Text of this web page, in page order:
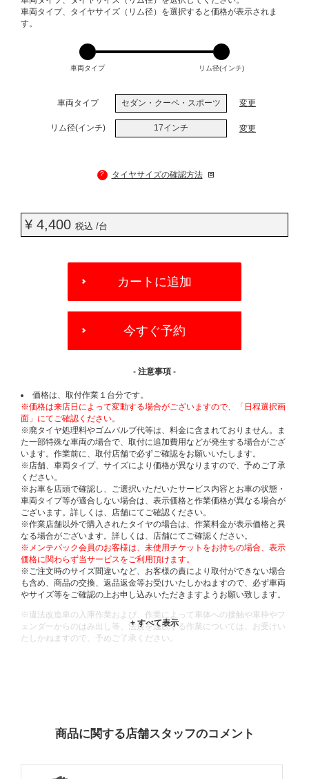
車両タイプ、タイヤサイズ（リム径）を選択すると価格が表示されま
す。
車両タイプ リム径(インチ)
車両タイプ セダン・クーペ・スポーツ 変更
リム径(インチ) 17インチ 変更
? タイヤサイズの確認方法
¥ 4,400 税込 /台
OPTIONS
カートに追加
今すぐ予約
- 注意事項 -
価格は、取付作業１台分です。
※価格は来店日によって変動する場合がございますので、「日程選択画
面」にてご確認ください。
※廃タイヤ処理料やゴムバルブ代等は、料金に含まれておりません。ま
た一部特殊な車両の場合で、取付に追加費用などが発生する場合がござ
います。作業前に、取付店舗で必ずご確認をお願いいたします。
※店舗、車両タイプ、サイズにより価格が異なりますので、予めご了承
ください。
※お車を店頭で確認し、ご選択いただいたサービス内容とお車の状態・
車両タイプ等が適合しない場合は、表示価格と作業価格が異なる場合が
ございます。詳しくは、店舗にてご確認ください。
※作業店舗以外で購入されたタイヤの場合は、作業料金が表示価格と異
なる場合がございます。詳しくは、店舗にてご確認ください。
※メンテパック会員のお客様は、未使用チケットをお持ちの場合、表示
価格に関わらず当サービスをご利用頂けます。
※ご注文時のサイズ間違いなど、お客様の責により取付ができない場合
も含め、商品の交換、返品返金等お受けいたしかねますので、必ず車両
やサイズ等をご確認の上お申し込みいただきますようお願い致します。
※違法改造車の入庫作業および、作業によって車体への接触や車枠やフ
ェンダーからのはみ出し等、法規を逸脱する作業については、お受けい
たしかねますので、予めご了承ください。
商品に関する店舗スタッフのコメント